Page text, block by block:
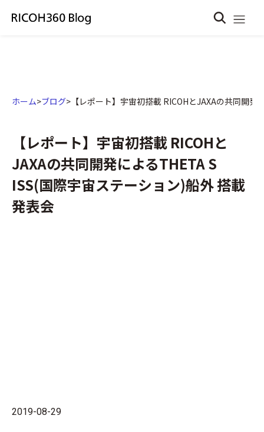
ホーム>ブログ> 【レポート】宇宙初搭載 RICOHとJAXAの共同開
【レポート】宇宙初搭載 RICOHと
JAXAの共同開発によるTHETA S
ISS(国際宇宙ステーション)船外 搭載
発表会
2019-08-29